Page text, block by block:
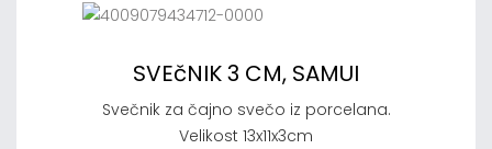
SVEčNIK 3 CM, SAMUI
Svečnik za čajno svečo iz porcelana.
Velikost 13x11x3cm